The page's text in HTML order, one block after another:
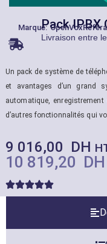
Pack IPBX
Marque: OpenVox
Livraison entre le
Un pack de système de
et avantages d’un grand
automatique, enregistrement
d’autres fonctionnalités qui
9 016,00 DH
10 819,20 DH